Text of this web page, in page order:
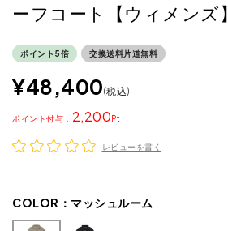
ーフコート【ウィメンズ】
ポイント5倍 交換送料片道無料
¥48,400 税込
2,200
ポイント
レビューを書く
COLOR： マッシュルーム